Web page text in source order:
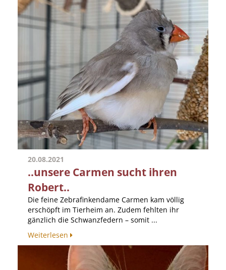
20.08.2021
..unsere Carmen sucht ihren
Robert..
Die feine Zebrafinkendame Carmen kam völlig
erschöpft im Tierheim an. Zudem fehlten ihr
gänzlich die Schwanzfedern – somit ...
Weiterlesen